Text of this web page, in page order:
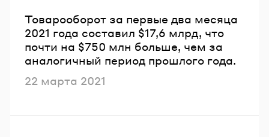
Товарооборот за первые два месяца
2021 года составил $17,6 млрд, что
почти на $750 млн больше, чем за
аналогичный период прошлого года.
Опубликовано
22 марта 2021